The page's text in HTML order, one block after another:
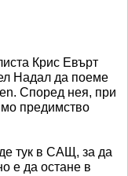
Крис Евърт
Надал да поеме
Според нея, при
предимство
тук в САЩ, за да
е да остане в